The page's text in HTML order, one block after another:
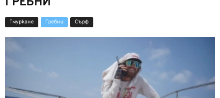
Гмуркане Гребни Сърф